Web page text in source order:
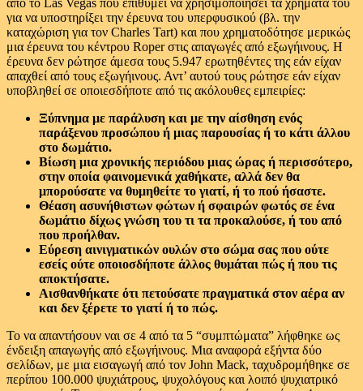
από το Las Vegas που επιθυμεί να χρησιμοποιήσει τα χρήματά του
για να υποστηρίξει την έρευνα του υπερφυσικού (βλ. την
καταχώριση για τον Charles Tart) και που χρηματοδότησε μερικώς
μια έρευνα του κέντρου Roper στις απαγωγές από εξωγήινους. Η
έρευνα δεν ρώτησε άμεσα τους 5.947 ερωτηθέντες της εάν είχαν
απαχθεί από τους εξωγήινους. Αντ’ αυτού τους ρώτησε εάν είχαν
υποβληθεί σε οποιεσδήποτε από τις ακόλουθες εμπειρίες:
Ξύπνημα με παράλυση και με την αίσθηση ενός
παράξενου προσώπου ή μιας παρουσίας ή το κάτι άλλου
στο δωμάτιο.
Βίωση μια χρονικής περιόδου μιας ώρας ή περισσότερο,
στην οποία φαινομενικά χαθήκατε, αλλά δεν θα
μπορούσατε να θυμηθείτε το γιατί, ή το πού ήσαστε.
Θέαση ασυνήθιστων φώτων ή σφαιρών φωτός σε ένα
δωμάτιο δίχως γνώση του τι τα προκαλούσε, ή του από
που προήλθαν.
Εύρεση αινιγματικών ουλών στο σώμα σας που ούτε
εσείς ούτε οποιοσδήποτε άλλος θυμάται πώς ή που τις
αποκτήσατε.
Αισθανθήκατε ότι πετούσατε πραγματικά στον αέρα αν
και δεν ξέρετε το γιατί ή το πώς.
Το να απαντήσουν ναι σε 4 από τα 5 “συμπτώματα” λήφθηκε ως
ένδειξη απαγωγής από εξωγήινους. Μια αναφορά εξήντα δύο
σελίδων, με μια εισαγωγή από τον John Mack, ταχυδρομήθηκε σε
περίπου 100.000 ψυχιάτρους, ψυχολόγους και λοιπό ψυχιατρικό